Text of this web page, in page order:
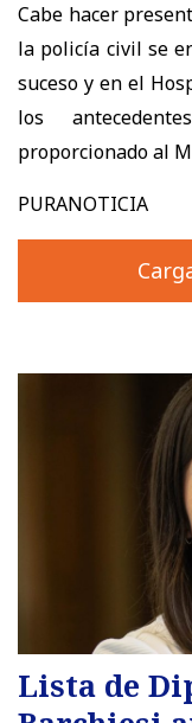
Cabe hacer
la policía civil se
suceso y en el
los
proporcionado al
PURANOTICIA
Lista de